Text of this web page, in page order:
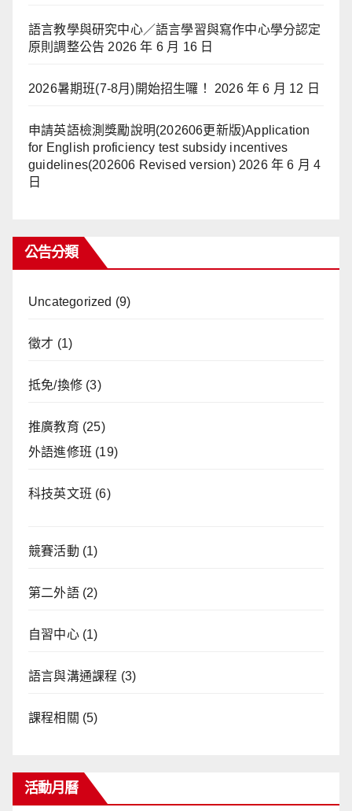
語言教學與研究中心／語言學習與寫作中心學分認定
原則調整公告 2026 年 6 月 16 日
2026暑期班(7-8月)開始招生囉！ 2026 年 6 月 12 日
申請英語檢測獎勵說明(202606更新版)Application
for English proficiency test subsidy incentives
guidelines(202606 Revised version) 2026 年 6 月 4
日
公告分類
Uncategorized (9)
徵才 (1)
抵免/換修 (3)
推廣教育 (25)
外語進修班 (19)
科技英文班 (6)
競賽活動 (1)
第二外語(2)
自習中心(1)
語言與溝通課程 (3)
課程相關 (5)
活動月曆